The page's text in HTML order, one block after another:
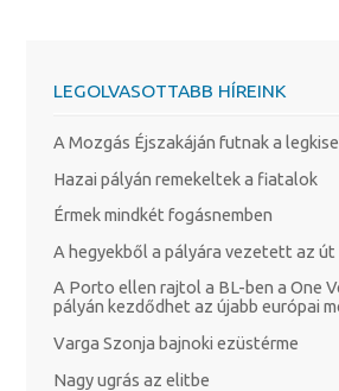
LEGOLVASOTTABB HÍREINK
A Mozgás Éjszakáján futnak a
Hazai pályán remekeltek a fiatalok
Érmek mindkét fogásnemben
A hegyekből a pályára vezetett az út
A Porto ellen rajtol a BL-ben a One
pályán kezdődhet az újabb európai
Varga Szonja bajnoki ezüstérme
Nagy ugrás az elitbe